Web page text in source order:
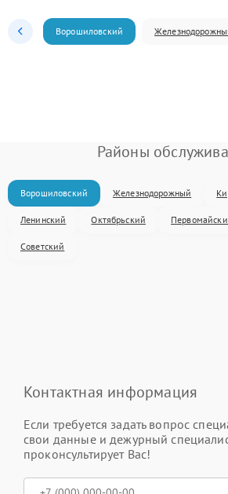
Ворошиловский
Районы
Ворошиловский Железнодорожный
Ленинский Октябрьский
Советский
Контактная информация
Если требуется задать вопрос
свои данные и дежурный
проконсультирует Вас!